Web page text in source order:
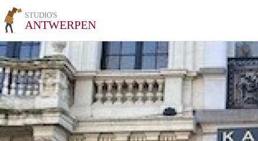
STUDIO'S
ANTWERPEN